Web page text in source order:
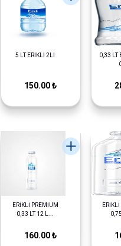
5 LT ERİKLİ 2Lİ
150.00 ₺
0,33 LT
ERİKLİ PREMİUM
0,33 LT 12 L...
160.00 ₺